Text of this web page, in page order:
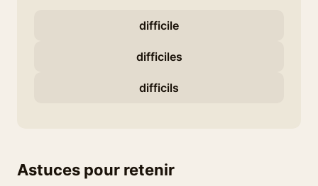
difficile
difficiles
difficils
Astuces pour retenir